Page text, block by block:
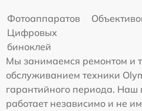
Фотоаппаратов
Цифровых
биноклей
Мы занимаемся ремонтом и
обслуживанием техники
гарантийного периода. Наш
работает независимо и не